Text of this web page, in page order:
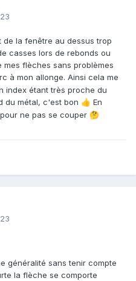
de la fenêtre au dessus trop
casses lors de rebonds ou
mes flèches sans problèmes
à mon allonge. Ainsi cela me
index étant très proche du
du métal, c'est bon 👍 En
ne pas se couper 🤔
généralité sans tenir compte
la flèche se comporte